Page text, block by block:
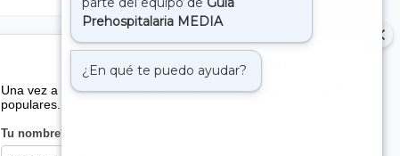
Suscribete a nuestro boletin
Una vez a la semana enviamos un correo con los artículos más
populares.
Tu nombre*